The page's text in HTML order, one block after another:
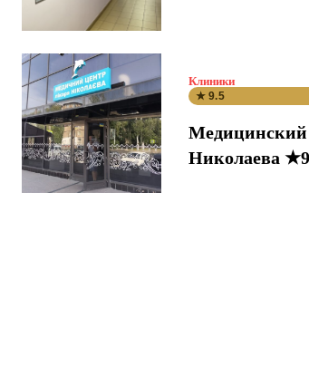
Клиники
★ 9.5
Медицинский
Николаева